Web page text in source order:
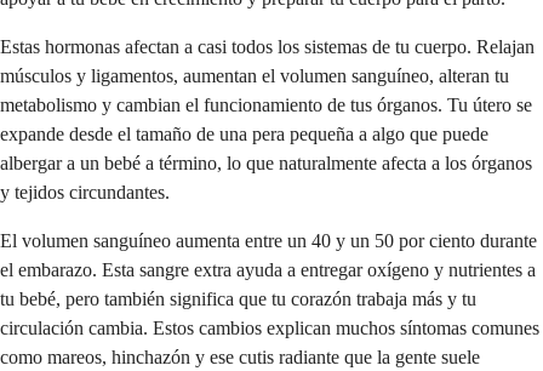
Estas hormonas afectan a casi todos los sistemas de tu cuerpo. Relajan
músculos y ligamentos, aumentan el volumen sanguíneo, alteran tu
metabolismo y cambian el funcionamiento de tus órganos. Tu útero se
expande desde el tamaño de una pera pequeña a algo que puede
albergar a un bebé a término, lo que naturalmente afecta a los órganos
y tejidos circundantes.
El volumen sanguíneo aumenta entre un 40 y un 50 por ciento durante
el embarazo. Esta sangre extra ayuda a entregar oxígeno y nutrientes a
tu bebé, pero también significa que tu corazón trabaja más y tu
circulación cambia. Estos cambios explican muchos síntomas comunes
como mareos, hinchazón y ese cutis radiante que la gente suele